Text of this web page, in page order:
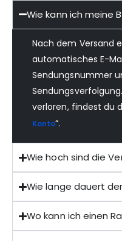
Wie kann ich meine
Nach dem Versand
automatisches E-
Sendungsnummer
verloren, findest du
Konto“.
Wie hoch sind die
Wie lange dauert
Wo kann ich einen